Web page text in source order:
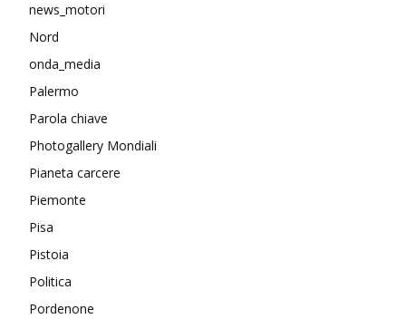
news_motori
Nord
onda_media
Palermo
Parola chiave
Photogallery Mondiali
Pianeta carcere
Piemonte
Pisa
Pistoia
Politica
Pordenone